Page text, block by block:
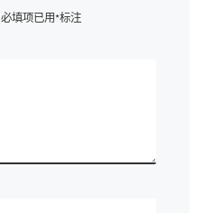
必填项已用*标注